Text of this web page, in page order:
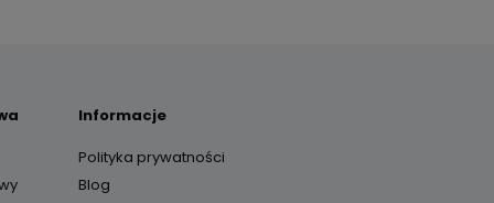
Informacje
Polityka prywatności
Blog